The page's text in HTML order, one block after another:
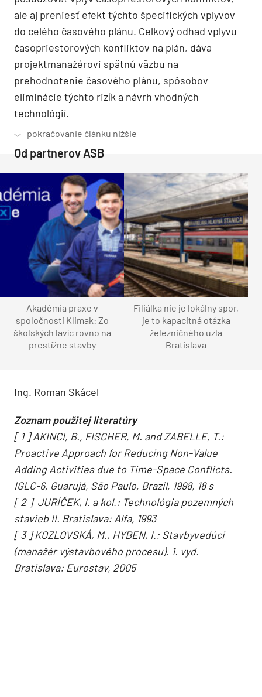
ale aj preniesť efekt týchto špecifických vplyvov
do celého časového plánu. Celkový odhad vplyvu
časopriestorových konfliktov na plán, dáva
projektmanažérovi spätnú väzbu na
prehodnotenie časového plánu, spôsobov
eliminácie týchto rizík a návrh vhodných
technológií.
Od partnerov ASB
Akadémia praxe v
spoločnosti Klimak: Zo
školských lavíc rovno na
prestížne stavby
Filiálka nie je lokálny spor,
je to kapacitná otázka
železničného uzla
Bratislava
Ing. Roman Skácel
Zoznam použitej literatúry
[ 1 ] AKINCI, B., FISCHER, M. and ZABELLE, T.:
Proactive Approach for Reducing Non-Value
Adding Activities due to Time-Space Conflicts.
IGLC-6, Guarujá, São Paulo, Brazil, 1998, 18 s
[ 2 ] JURÍČEK, I. a kol.: Technológia pozemných
stavieb II. Bratislava: Alfa, 1993
[ 3 ] KOZLOVSKÁ, M., HYBEN, I.: Stavbyvedúci
(manažér výstavbového procesu). 1. vyd.
Bratislava: Eurostav, 2005